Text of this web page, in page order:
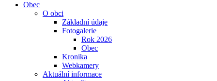
Obec
O obci
Základní údaje
Fotogalerie
Rok 2026
Obec
Kronika
Webkamery
Aktuální informace